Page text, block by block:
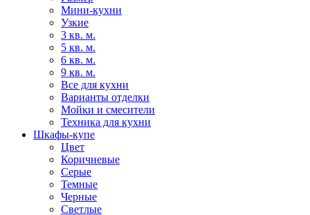
Мини-кухни
Узкие
3 кв. м.
5 кв. м.
6 кв. м.
9 кв. м.
Все для кухни
Варианты отделки
Мойки и смесители
Техника для кухни
Шкафы-купе
Цвет
Коричневые
Серые
Темные
Черные
Светлые